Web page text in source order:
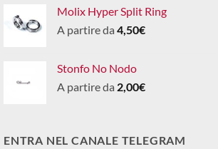
era:
39,90€.
è:
35,00€.
Molix Hyper Split Ring
A partire da 4,50€
Stonfo No Nodo
A partire da 2,00€
ENTRA NEL CANALE TELEGRAM